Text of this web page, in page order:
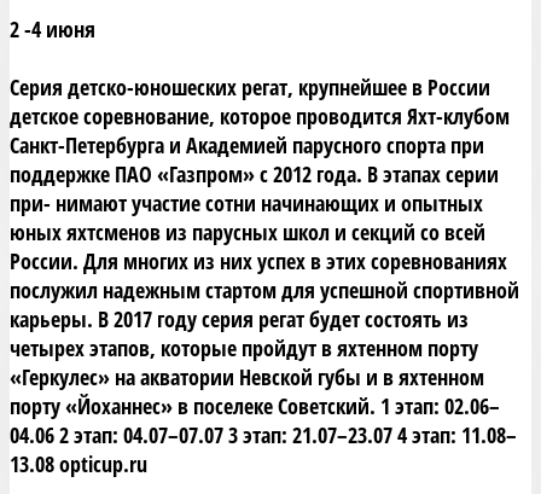
2 -4 июня
Серия детско-юношеских регат, крупнейшее в России
детское соревнование, которое проводится Яхт-клубом
Санкт-Петербурга и Академией парусного спорта при
поддержке ПАО «Газпром» с 2012 года. В этапах серии
при- нимают участие сотни начинающих и опытных
юных яхтсменов из парусных школ и секций со всей
России. Для многих из них успех в этих соревнованиях
послужил надежным стартом для успешной спортивной
карьеры. В 2017 году серия регат будет состоять из
четырех этапов, которые пройдут в яхтенном порту
«Геркулес» на акватории Невской губы и в яхтенном
порту «Йоханнес» в поселеке Советский. 1 этап: 02.06–
04.06 2 этап: 04.07–07.07 3 этап: 21.07–23.07 4 этап: 11.08–
13.08 opticup.ru